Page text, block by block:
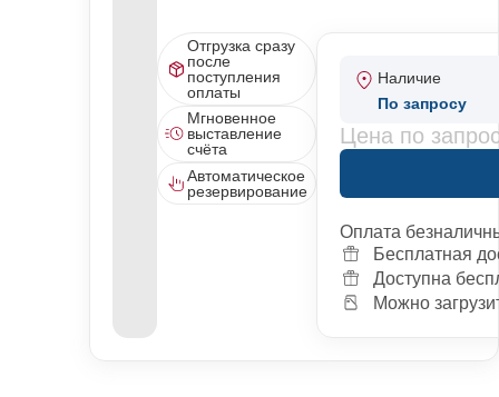
Отгрузка сразу
после
поступления
оплаты
Мгновенное
выставление
счёта
Автоматическое
резервирование
Наличие
По запросу
Цена по
Оплата
Бесплатная
Доступна
Можно